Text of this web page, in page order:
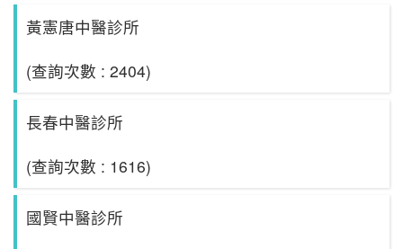
黃憲唐中醫診所
(查詢次數 : 2404)
長春中醫診所
(查詢次數 : 1616)
國賢中醫診所